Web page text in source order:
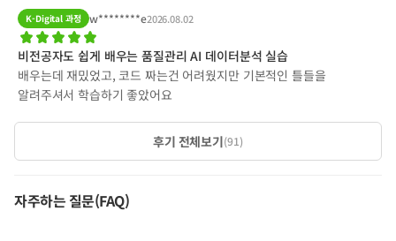
K-Digital 과정 w********e2026.08.02
비전공자도 쉽게 배우는 품질관리 AI 데이터분석 실습
배우는데 재밌었고, 코드 짜는건 어려웠지만 기본적인 틀들을
알려주셔서 학습하기 좋았어요
후기 전체보기(91)
자주하는 질문(FAQ)